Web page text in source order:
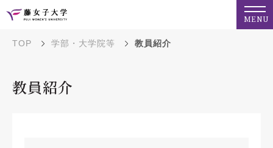
MENU
TOP 学部・大学院等 教員紹介
教員紹介